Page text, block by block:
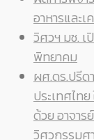
อาหารและ
วิศวฯ มช. เ
พิทยาคม
ผศ.ดร.ปรีด
ประเทศไท
ด้วย อาจาร
วิศวกรรมศ